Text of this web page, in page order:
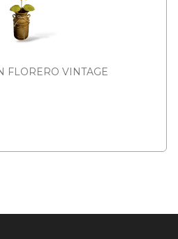
FLORERO VINTAGE